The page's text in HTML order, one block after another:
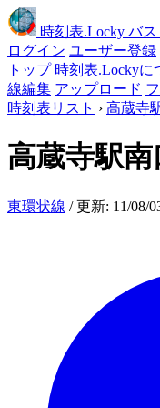
時刻表.Locky バ
ログイン ユーザー登録
トップ 時刻表.Lockyに
線編集 アップロード
時刻表リスト › 高蔵寺
高蔵寺駅
東環状線 / 更新: 11/08/